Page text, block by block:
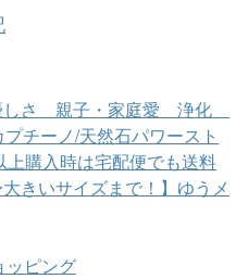
さ 親子・家庭愛 浄化
ーノ/天然石パワースト
購入時は宅配便でも送料
きいサイズまで！】ゆうメ
ッピング